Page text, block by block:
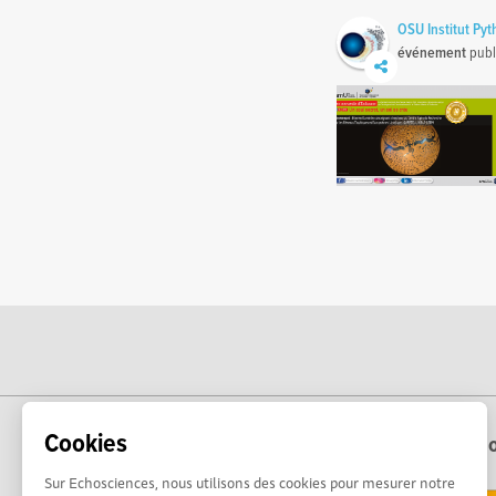
Cookies
Sur Echosciences, nous utilisons des cookies pour mesurer notre
OSU Institut
événement